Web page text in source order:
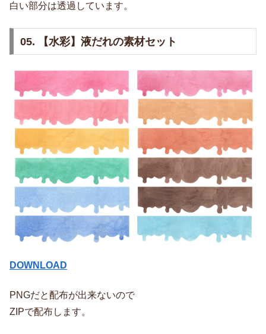
白い部分は透過しています。
05. 【水彩】液だれの素材セット
DOWNLOAD
PNGだと配布が出来ないので
ZIPで配布します。